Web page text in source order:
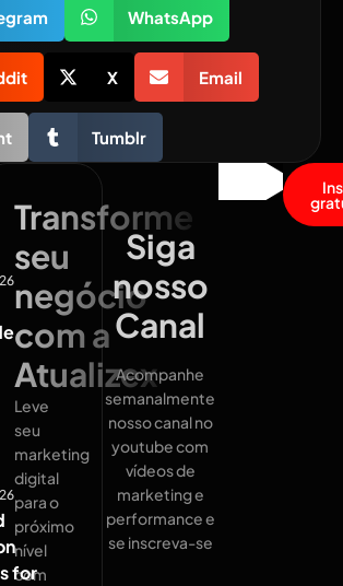
for
Transforme
seu
negócio
com a
Atualizex
Leve
seu
marketing
digital
para o
próximo
nível
com
Siga
nosso
Canal
Acompanhe
semanalmente
nosso canal no
youtube com
vídeos de
marketing e
performance e
se inscreva-se
WhatsApp
X Email
Tumblr